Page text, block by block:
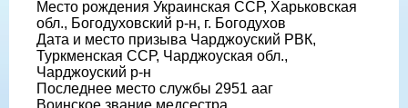
Место рождения Украинская ССР, Харьковская
обл., Богодуховский р-н, г. Богодухов
Дата и место призыва Чарджоуский РВК,
Туркменская ССР, Чарджоуская обл.,
Чарджоуский р-н
Последнее место службы 2951 ааг
Воинское звание медсестра